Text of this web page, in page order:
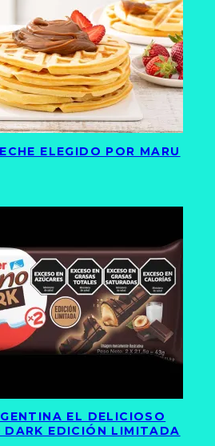
ELEGIDO POR MARU
EL DELICIOSO
DARK EDICIÓN LIMITADA